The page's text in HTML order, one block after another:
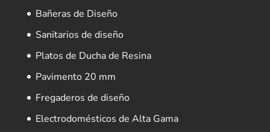
Bañeras de Diseño
Sanitarios de diseño
Platos de Ducha de Resina
Pavimento 20 mm
Fregaderos de diseño
Electrodomésticos de Alta Gama